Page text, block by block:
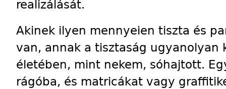
realizálását.
Akinek ilyen mennyeien tiszta és
van, annak a tisztaság ugyanolyan
életében, mint nekem, sóhajtott.
rágóba, és matricákat vagy